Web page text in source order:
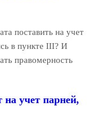
поставить на учет
в пункте III? И
правомерность
на учет парней,